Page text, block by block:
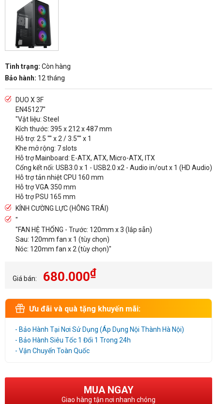
Tình trạng: Còn hàng
Bảo hành: 12 tháng
DUO X 3F
EN45127"
"Vật liệu: Steel
Kích thước: 395 x 212 x 487 mm
Hỗ trợ: 2.5 "" x 2 / 3.5"" x 1
Khe mở rộng: 7 slots
Hỗ trợ Mainboard: E-ATX, ATX, Micro-ATX, ITX
Cổng kết nối: USB3.0 x 1 - USB2.0 x2 - Audio in/out x 1 (HD Audio)
Hỗ trợ tản nhiệt CPU 160 mm
Hỗ trợ VGA 350 mm
Hỗ trợ PSU 165 mm
KÍNH CƯỜNG LỰC (HÔNG TRÁI)
"
"FAN HỆ THỐNG - Trước: 120mm x 3 (lắp sẵn)
Sau: 120mm fan x 1 (tùy chọn)
Nóc: 120mm fan x 2 (tùy chọn)"
Giá bán: 680.000₫
Ưu đãi và quà tặng khuyến mãi:
- Bảo Hành Tại Nơi Sử Dụng (Áp Dụng Nội Thành Hà Nội)
- Bảo Hành Siêu Tốc 1 Đổi 1 Trong 24h
- Vận Chuyển Toàn Quốc
MUA NGAY
Giao hàng tận nơi nhanh chóng